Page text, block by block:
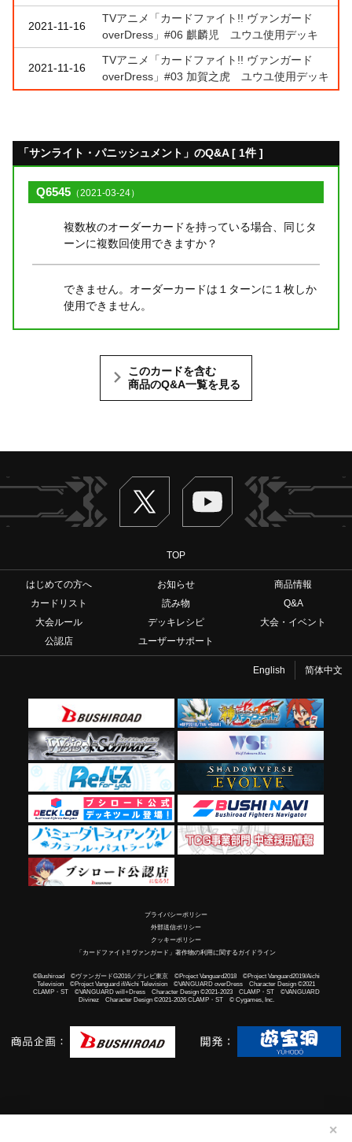
✕
2021-11-16
TVアニメ「カードファイト!! ヴァンガード
overDress」#06 麒麟児 ユウユ使用デッキ
2021-11-16
TVアニメ「カードファイト!! ヴァンガード
overDress」#03 加賀之虎 ユウユ使用デッキ
「サンライト・パニッシュメント」のQ&A [ 1件 ]
Q6545 （2021-03-24）
複数枚のオーダーカードを持っている場合、同じタ
ーンに複数回使用できますか？
できません。オーダーカードは１ターンに１枚しか
使用できません。
このカードを含む
商品のQ&A一覧を見る
Twitter ヴァンガードch
TOP
はじめての方へ お知らせ
商品情報
カードリスト
読み物
Q&A
大会ルール
デッキレシピ
大会・イベント
公認店
ユーザーサポート
English 简体中文
プライバシーポリシー
外部送信ポリシー
クッキーポリシー
「カードファイト!! ヴァンガード」著作物の利用に関するガイドライン
©Bushiroad ©ヴァンガードG2016／テレビ東京 ©Project Vanguard2018 ©Project Vanguard2019/Aichi
Television ©Project Vanguard if/Aichi Television ©VANGUARD overDress Character Design ©2021
CLAMP・ST ©VANGUARD will+Dress Character Design ©2021-2023 CLAMP・ST ©VANGUARD
Divinez Character Design ©2021-2026 CLAMP・ST © Cygames, Inc.